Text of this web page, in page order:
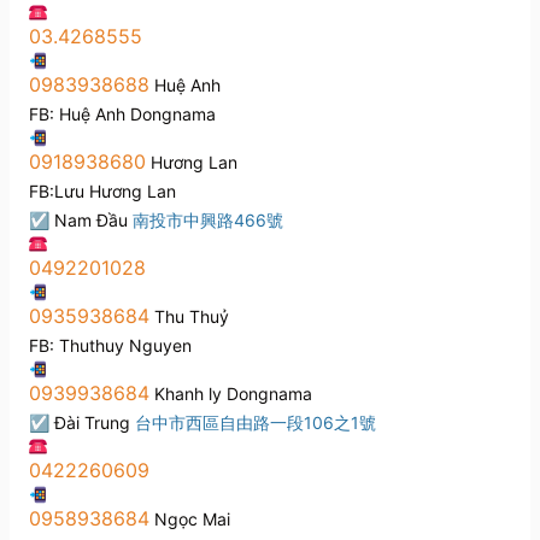
03.4268555
0983938688 Huệ Anh
FB: Huệ Anh Dongnama
0918938680 Hương Lan
FB:Lưu Hương Lan
☑ Nam Đầu 南投市中興路466號
0492201028
0935938684 Thu Thuỷ
FB: Thuthuy Nguyen
0939938684 Khanh ly Dongnama
☑Đài Trung 台中市西區自由路一段106之1號
0422260609
0958938684 Ngọc Mai